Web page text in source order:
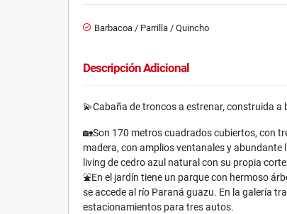
Barbacoa / Parrilla / Quincho
Descripción Adicional
💫Cabaña de troncos a estrenar, construida a
🏡Son 170 metros cuadrados cubiertos, con
madera, con amplios ventanales y abundante
living de cedro azul natural con su propia
⛲️En el jardín tiene un parque con hermoso
se accede al río Paraná guazu. En la galería
estacionamientos para tres autos.